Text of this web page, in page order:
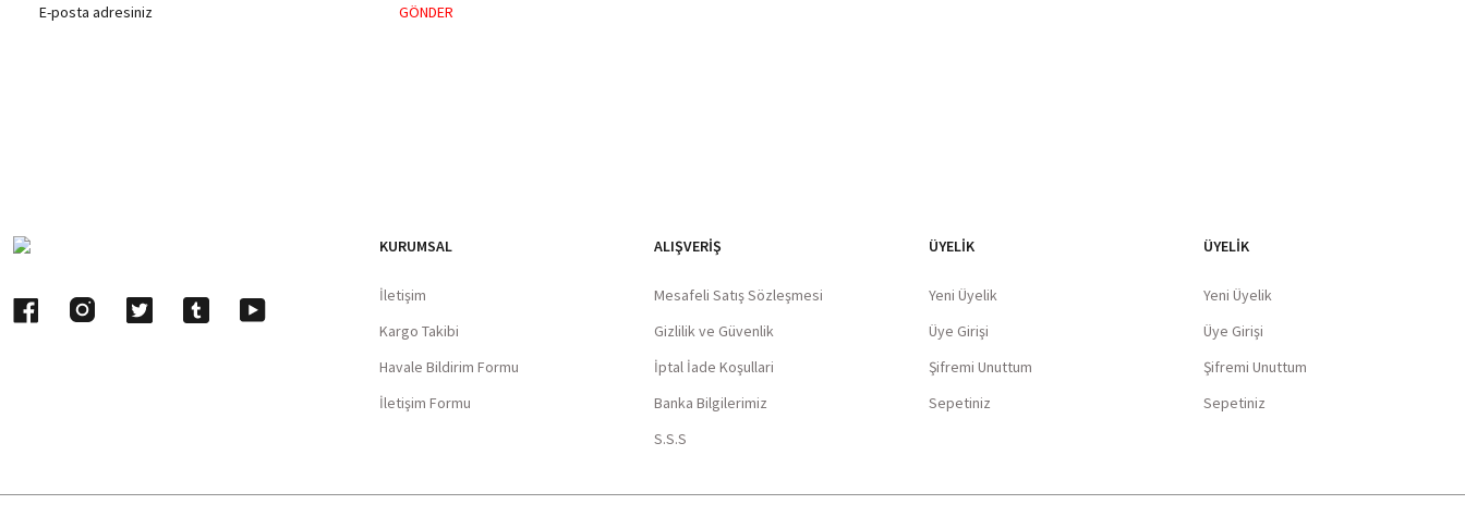
GÖNDER
KURUMSAL
İletişim
Kargo Takibi
Havale Bildirim Formu
İletişim Formu
ALIŞVERIŞ
Mesafeli Satış Sözleşmesi
Gizlilik ve Güvenlik
İptal İade Koşullari
Banka Bilgilerimiz
S.S.S
ÜYELİK
Yeni Üyelik
Üye Girişi
Şifremi Unuttum
Sepetiniz
ÜYELİK
Yeni Üyelik
Üye Girişi
Şifremi Unuttum
Sepetiniz